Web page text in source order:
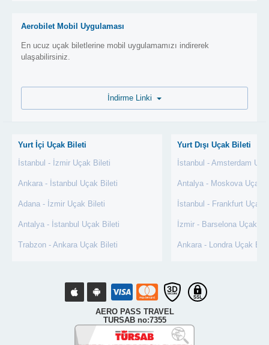
Aerobilet Mobil Uygulaması
En ucuz uçak biletlerine mobil uygulamamızı indirerek
ulaşabilirsiniz.
Yurt İçi Uçak Bileti
İstanbul - İzmir Uçak Bileti
Ankara - İstanbul Uçak Bileti
Adana - İzmir Uçak Bileti
Antalya - İstanbul Uçak Bileti
Trabzon - Ankara Uçak Bileti
Yurt Dışı Uçak Bileti
İstanbul - Amsterdam
Antalya - Moskova Uçak
İstanbul - Frankfurt Uçak
İzmir - Barselona Uçak
Ankara - Londra Uçak
AERO PASS TRAVEL
TURSAB no:7355